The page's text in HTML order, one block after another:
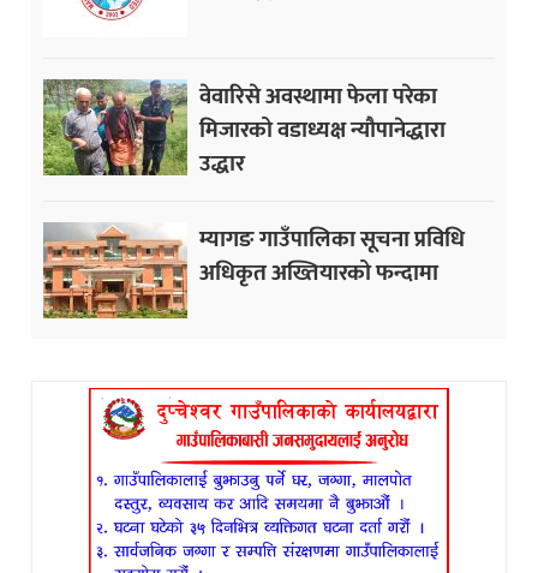
वेवारिसे अवस्थामा फेला परेका
मिजारको वडाध्यक्ष न्यौपानेद्धारा
उद्धार
म्यागङ गाउँपालिका सूचना प्रविधि
अधिकृत अख्तियारको फन्दामा